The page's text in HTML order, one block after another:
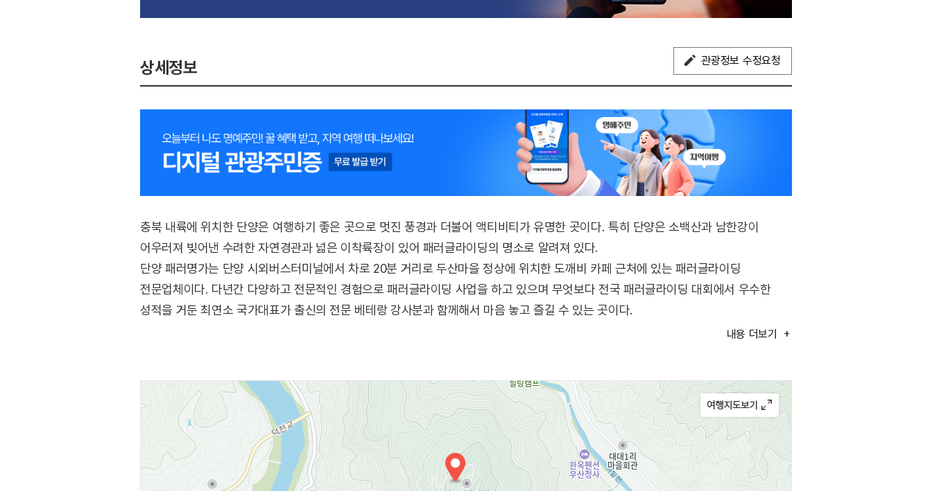
상세정보 관광정보 수정요청
충북 내륙에 위치한 단양은 여행하기 좋은 곳으로 멋진 풍경과 더불어 액티비티가 유명한 곳이다. 특히 단양은 소백산과 남한강이
어우러져 빚어낸 수려한 자연경관과 넓은 이착륙장이 있어 패러글라이딩의 명소로 알려져 있다.
단양 패러명가는 단양 시외버스터미널에서 차로 20분 거리로 두산마을 정상에 위치한 도깨비 카페 근처에 있는 패러글라이딩
전문업체이다. 다년간 다양하고 전문적인 경험으로 패러글라이딩 사업을 하고 있으며 무엇보다 전국 패러글라이딩 대회에서 우수한
성적을 거둔 최연소 국가대표가 출신의 전문 베테랑 강사분과 함께해서 마음 놓고 즐길 수 있는 곳이다.
최대 규모의 높은 이륙장을 보유하고 있으며 이륙장이 바로 옆에 있기 때문에 이동 거리가 짧고, 탑승하지 않는 사람들도 이륙장 근처나
편안한 하늘을 관광하는 노멀코스부터 청룡열차 타듯 스릴 넘치는 익스트림코스, 커플과 함께 근접 비행하며 무전을 할 수 있는 코스 등
다양한 프로그램이 있으며 영상 촬영도 가능하며 사진 촬영 후에는 맘에 드는 사진을 즉석에서 인화해서 받을 수 있다. 대중교통을
이용한 경우 무료 픽업서비스를 받을 수 있으며 투고 패러글라이딩을 예약하면 단양의 유명 관광지에서 제휴 할인을 받을 수 있다.
내용 더보기